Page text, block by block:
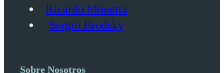
Ricardo Monetta
Sergio Brodsky
Sobre Nosotros